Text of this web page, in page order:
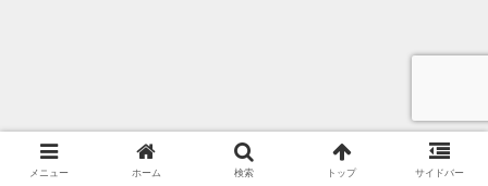
メニュー ホーム 検索 トップ サイドバー